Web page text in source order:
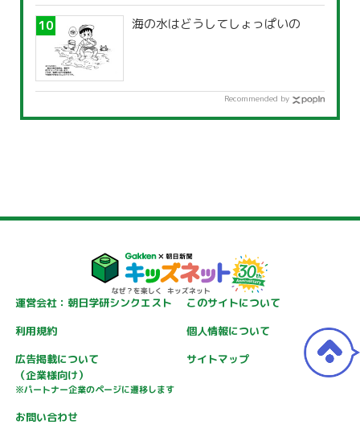
海の水はどうしてしょっぱいの
Recommended by
運営会社：朝日学研シンクエスト
このサイトについて
利用規約
個人情報について
広告掲載について
（企業様向け）
※パートナー企業のページに遷移します
サイトマップ
お問い合わせ